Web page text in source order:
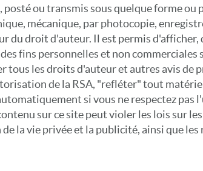
ou transmis sous quelque forme ou
mécanique, par photocopie,
du droit d'auteur. Il est permis d'afficher,
fins personnelles et non commerciales
tous les droits d'auteur et autres avis de
de la RSA, "refléter" tout
si vous ne respectez pas
sur ce site peut violer les lois sur
la vie privée et la publicité, ainsi que